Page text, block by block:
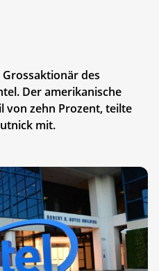
Grossaktionär des
Der amerikanische
von zehn Prozent, teilte
mit.